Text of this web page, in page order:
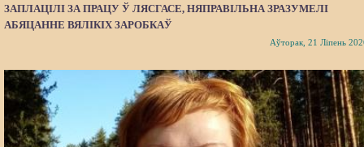
ЗАПЛАЦІЛІ ЗА ПРАЦУ Ў ЛЯСГАСЕ, НЯПРАВІЛЬНА ЗРАЗУМЕЛІ
АБЯЦАННЕ ВЯЛІКІХ ЗАРОБКАЎ
Аўторак, 21 Ліпень